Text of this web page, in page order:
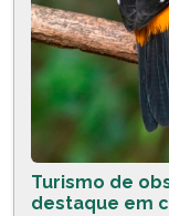
Turismo de
destaque em